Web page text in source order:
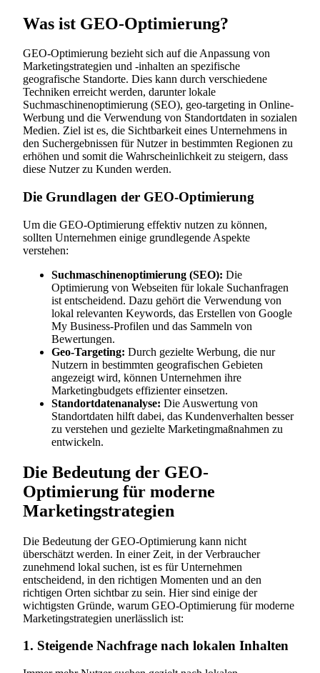
Was ist GEO-Optimierung?
GEO-Optimierung bezieht sich auf die Anpassung von
Marketingstrategien und -inhalten an spezifische
geografische Standorte. Dies kann durch verschiedene
Techniken erreicht werden, darunter lokale
Suchmaschinenoptimierung (SEO), geo-targeting in Online-
Werbung und die Verwendung von Standortdaten in sozialen
Medien. Ziel ist es, die Sichtbarkeit eines Unternehmens in
den Suchergebnissen für Nutzer in bestimmten Regionen zu
erhöhen und somit die Wahrscheinlichkeit zu steigern, dass
diese Nutzer zu Kunden werden.
Die Grundlagen der GEO-Optimierung
Um die GEO-Optimierung effektiv nutzen zu können,
sollten Unternehmen einige grundlegende Aspekte
verstehen:
Suchmaschinenoptimierung (SEO): Die
Optimierung von Webseiten für lokale Suchanfragen
ist entscheidend. Dazu gehört die Verwendung von
lokal relevanten Keywords, das Erstellen von Google
My Business-Profilen und das Sammeln von
Bewertungen.
Geo-Targeting: Durch gezielte Werbung, die nur
Nutzern in bestimmten geografischen Gebieten
angezeigt wird, können Unternehmen ihre
Marketingbudgets effizienter einsetzen.
Standortdatenanalyse: Die Auswertung von
Standortdaten hilft dabei, das Kundenverhalten besser
zu verstehen und gezielte Marketingmaßnahmen zu
entwickeln.
Die Bedeutung der GEO-
Optimierung für moderne
Marketingstrategien
Die Bedeutung der GEO-Optimierung kann nicht
überschätzt werden. In einer Zeit, in der Verbraucher
zunehmend lokal suchen, ist es für Unternehmen
entscheidend, in den richtigen Momenten und an den
richtigen Orten sichtbar zu sein. Hier sind einige der
wichtigsten Gründe, warum GEO-Optimierung für moderne
Marketingstrategien unerlässlich ist:
1. Steigende Nachfrage nach lokalen Inhalten